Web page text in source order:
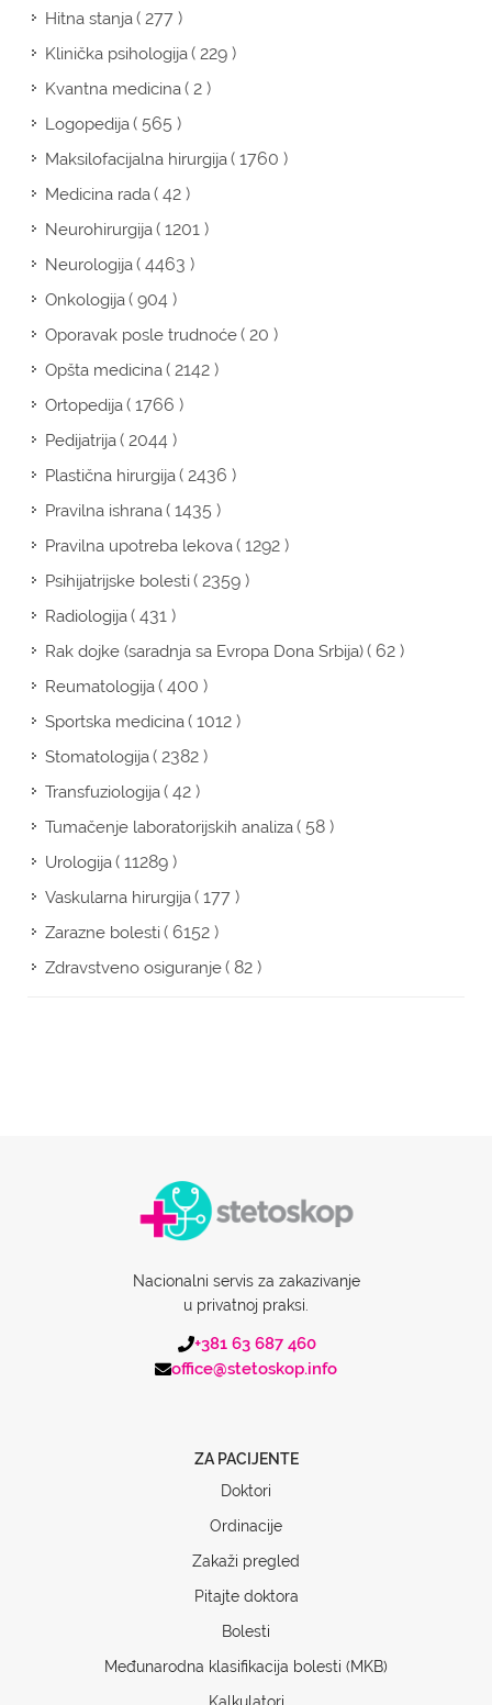
Hitna stanja( 277 )
Klinička psihologija( 229 )
Kvantna medicina( 2 )
Logopedija( 565 )
Maksilofacijalna hirurgija( 1760 )
Medicina rada( 42 )
Neurohirurgija( 1201 )
Neurologija( 4463 )
Onkologija( 904 )
Oporavak posle trudnoće( 20 )
Opšta medicina( 2142 )
Ortopedija( 1766 )
Pedijatrija( 2044 )
Plastična hirurgija( 2436 )
Pravilna ishrana( 1435 )
Pravilna upotreba lekova( 1292 )
Psihijatrijske bolesti( 2359 )
Radiologija( 431 )
Rak dojke (saradnja sa Evropa Dona Srbija)( 62 )
Reumatologija( 400 )
Sportska medicina( 1012 )
Stomatologija( 2382 )
Transfuziologija( 42 )
Tumačenje laboratorijskih analiza( 58 )
Urologija( 11289 )
Vaskularna hirurgija( 177 )
Zarazne bolesti( 6152 )
Zdravstveno osiguranje( 82 )
Nacionalni servis za zakazivanje
u privatnoj praksi.
+381 63 687 460
office@stetoskop.info
ZA PACIJENTE
Doktori
Ordinacije
Zakaži pregled
Pitajte doktora
Bolesti
Međunarodna klasifikacija bolesti (MKB)